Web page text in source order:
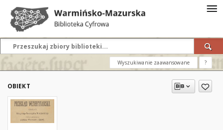
Wyszukiwanie zaawansowane ?
OBIEKT